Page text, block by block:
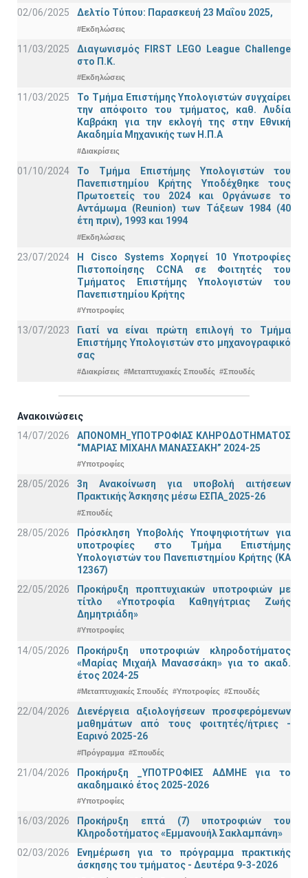
02/06/2025
Δελτίο Τύπου: Παρασκευή 23 Μαΐου 2025,
#Εκδηλώσεις
11/03/2025
Διαγωνισμός FIRST LEGO League Challenge
στο Π.Κ.
#Εκδηλώσεις
11/03/2025
Το Τμήμα Επιστήμης Υπολογιστών συγχαίρει
την απόφοιτο του τμήματος, καθ. Λυδία
Καβράκη για την εκλογή της στην Εθνική
Ακαδημία Μηχανικής των Η.Π.Α
#Διακρίσεις
01/10/2024
Το Τμήμα Επιστήμης Υπολογιστών του
Πανεπιστημίου Κρήτης Υποδέχθηκε τους
Πρωτοετείς του 2024 και Οργάνωσε το
Αντάμωμα (Reunion) των Τάξεων 1984 (40
έτη πριν), 1993 και 1994
#Εκδηλώσεις
23/07/2024
Η Cisco Systems Χορηγεί 10 Υποτροφίες
Πιστοποίησης CCNA σε Φοιτητές του
Τμήματος Επιστήμης Υπολογιστών του
Πανεπιστημίου Κρήτης
#Υποτροφίες
13/07/2023
Γιατί να είναι πρώτη επιλογή το Τμήμα
Επιστήμης Υπολογιστών στο μηχανογραφικό
σας
#Διακρίσεις #Μεταπτυχιακές Σπουδές #Σπουδές
Ανακοινώσεις
14/07/2026
ΑΠΟΝΟΜΗ_ΥΠΟΤΡΟΦΙΑΣ ΚΛΗΡΟΔΟΤΗΜΑΤΟΣ
“ΜΑΡΙΑΣ ΜΙΧΑΗΛ ΜΑΝΑΣΣΑΚΗ” 2024-25
#Υποτροφίες
28/05/2026
3η Ανακοίνωση για υποβολή αιτήσεων
Πρακτικής Άσκησης μέσω ΕΣΠΑ_2025-26
#Σπουδές
28/05/2026
Πρόσκληση Υποβολής Υποψηφιοτήτων για
υποτροφίες στο Τμήμα Επιστήμης
Υπολογιστών του Πανεπιστημίου Κρήτης (ΚΑ
12367)
22/05/2026
Προκήρυξη προπτυχιακών υποτροφιών με
τίτλο «Υποτροφία Καθηγήτριας Ζωής
Δημητριάδη»
#Υποτροφίες
14/05/2026
Προκήρυξη υποτροφιών κληροδοτήματος
«Μαρίας Μιχαήλ Μανασσάκη» για το ακαδ.
έτος 2024-25
#Μεταπτυχιακές Σπουδές #Υποτροφίες #Σπουδές
22/04/2026
Διενέργεια αξιολογήσεων προσφερόμενων
μαθημάτων από τους φοιτητές/ήτριες -
Εαρινό 2025-26
#Πρόγραμμα #Σπουδές
21/04/2026
Προκήρυξη _ΥΠΟΤΡΟΦΙΕΣ ΑΔΜΗΕ για το
ακαδημαικό έτος 2025-2026
#Υποτροφίες
16/03/2026
Προκήρυξη επτά (7) υποτροφιών του
Κληροδοτήματος «Εμμανουήλ Σακλαμπάνη»
02/03/2026
Ενημέρωση για το πρόγραμμα πρακτικής
άσκησης του τμήματος - Δευτέρα 9-3-2026